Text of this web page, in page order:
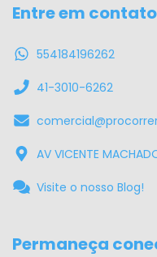
Entre em contato
554184196262
41-3010-6262
AV VICENTE
Visite o nosso Blog!
Permaneça